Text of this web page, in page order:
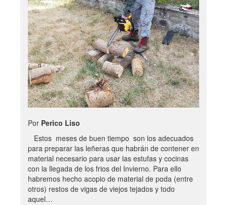
Por Perico Liso
Estos meses de buen tiempo son los adecuados
para preparar las leñeras que habrán de contener en
material necesario para usar las estufas y cocinas
con la llegada de los frios del Invierno. Para ello
habremos hecho acopio de material de poda (entre
otros) restos de vigas de viejos tejados y todo
aquel…